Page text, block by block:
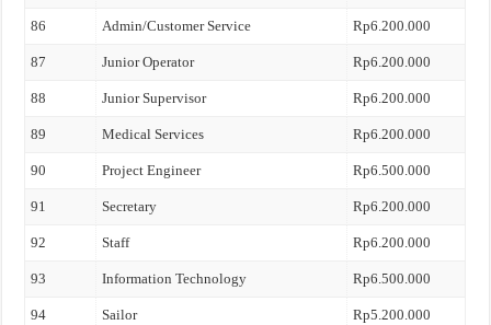
86 Admin/Customer Service Rp6.200.000
87 Junior Operator Rp6.200.000
88 Junior Supervisor Rp6.200.000
89 Medical Services Rp6.200.000
90 Project Engineer Rp6.500.000
91 Secretary Rp6.200.000
92 Staff Rp6.200.000
93 Information Technology Rp6.500.000
94 Sailor Rp5.200.000